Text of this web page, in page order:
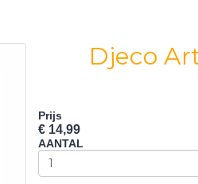
Djeco
Prijs
€ 14,99
AANTAL